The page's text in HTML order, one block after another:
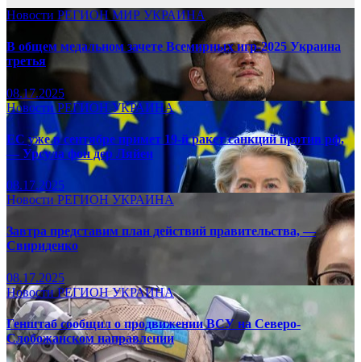
Новости РЕГИОНМИР УКРАИНА
В общем медальном зачете Всемирных игр-2025 Украина
третья
08.17.2025
НовостиРЕГИОНУКРАИНА
ЕС уже в сентябре примет 19-й ракет санкций против рф,
— Урсула фон дер Ляйен
08.17.2025
Новости РЕГИОН УКРАИНА
Завтра представим план действий правительства, —
Свириденко
08.17.2025
НовостиРЕГИОНУКРАИНА
Генштаб сообщил о продвижении ВСУ на Северо-
Слобожанском направлении